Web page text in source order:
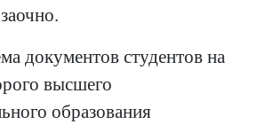
документов студентов на
высшего
образования